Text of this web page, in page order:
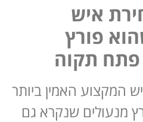
איש
פורץ
פתח תקוה
המקצוע האמין ביותר
מנעולים שנקרא גם